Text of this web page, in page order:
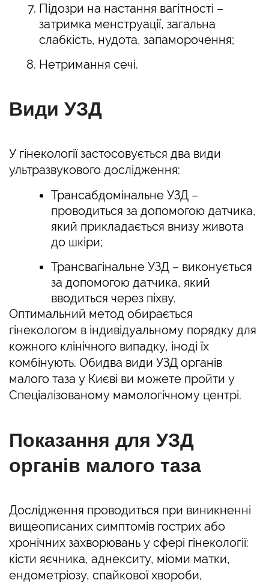
Підозри на настання вагітності –
затримка менструації, загальна
слабкість, нудота, запаморочення;
Нетримання сечі.
Види УЗД
У гінекології застосовується два види
ультразвукового дослідження:
Трансабдомінальне УЗД –
проводиться за допомогою датчика,
який прикладається внизу живота
до шкіри;
Трансвагінальне УЗД – виконується
за допомогою датчика, який
вводиться через піхву.
Оптимальний метод обирається
гінекологом в індивідуальному порядку для
кожного клінічного випадку, іноді їх
комбінують. Обидва види УЗД органів
малого таза у Києві ви можете пройти у
Спеціалізованому мамологічному центрі.
Показання для УЗД
органів малого таза
Дослідження проводиться при виникненні
вищеописаних симптомів гострих або
хронічних захворювань у сфері гінекології:
кісти яєчника, аднекситу, міоми матки,
ендометріозу, спайкової хвороби,